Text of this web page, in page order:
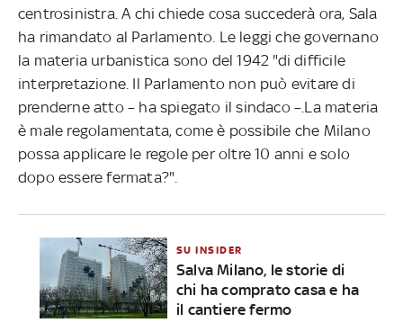
centrosinistra. A chi chiede cosa succederà ora, Sala
ha rimandato al Parlamento. Le leggi che governano
la materia urbanistica sono del 1942 "di difficile
interpretazione. Il Parlamento non può evitare di
prenderne atto – ha spiegato il sindaco –.La materia
è male regolamentata, come è possibile che Milano
possa applicare le regole per oltre 10 anni e solo
dopo essere fermata?".
SU INSIDER
Salva Milano, le storie di
chi ha comprato casa e ha
il cantiere fermo